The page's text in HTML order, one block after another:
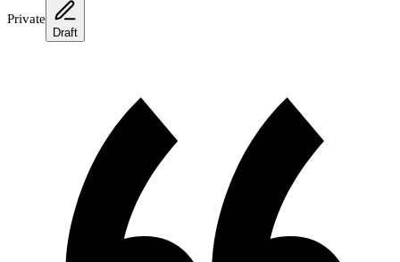
Private
Draft